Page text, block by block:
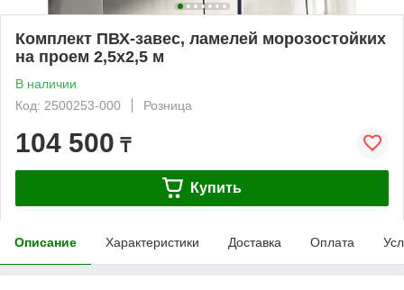
Комплект ПВХ-завес, ламелей морозостойких
на проем 2,5x2,5 м
В наличии
Код: 2500253-000
Розница
104 500 ₸
Купить
Описание Характеристики Доставка Оплата